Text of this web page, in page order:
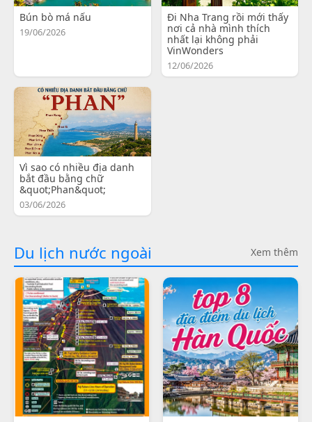
Bún bò má nấu
19/06/2026
Đi Nha Trang rồi mới thấy
nơi cả nhà mình thích
nhất lại không phải
VinWonders
12/06/2026
Vì sao có nhiều địa danh
bắt đầu bằng chữ
&quot;Phan&quot;
03/06/2026
Du lịch nước ngoài Xem thêm